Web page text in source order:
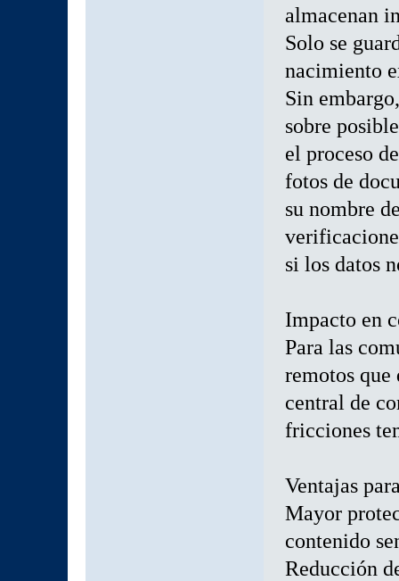
almacenan
Solo se
nacimiento
Sin
sobre
el proceso
fotos de
su nombre
si los datos
Impacto en
Para las
remotos que
central de
fricciones
Ventajas
Mayor
contenido
Reducción